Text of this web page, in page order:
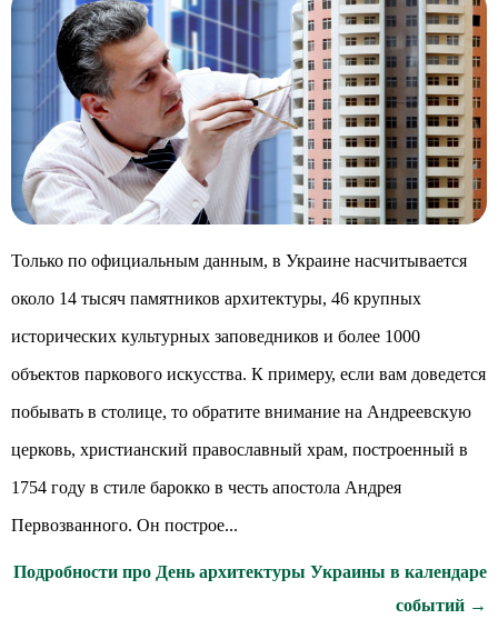
Только по официальным данным, в Украине насчитывается
около 14 тысяч памятников архитектуры, 46 крупных
исторических культурных заповедников и более 1000
объектов паркового искусства. К примеру, если вам доведется
побывать в столице, то обратите внимание на Андреевскую
церковь, христианский православный храм, построенный в
1754 году в стиле барокко в честь апостола Андрея
Первозванного. Он построе...
Подробности про День архитектуры Украины в календаре
событий →